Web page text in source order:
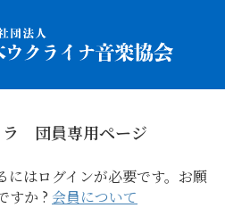
ラ 団員専用ページ
にはログインが必要です。お願
すか ? 会員について